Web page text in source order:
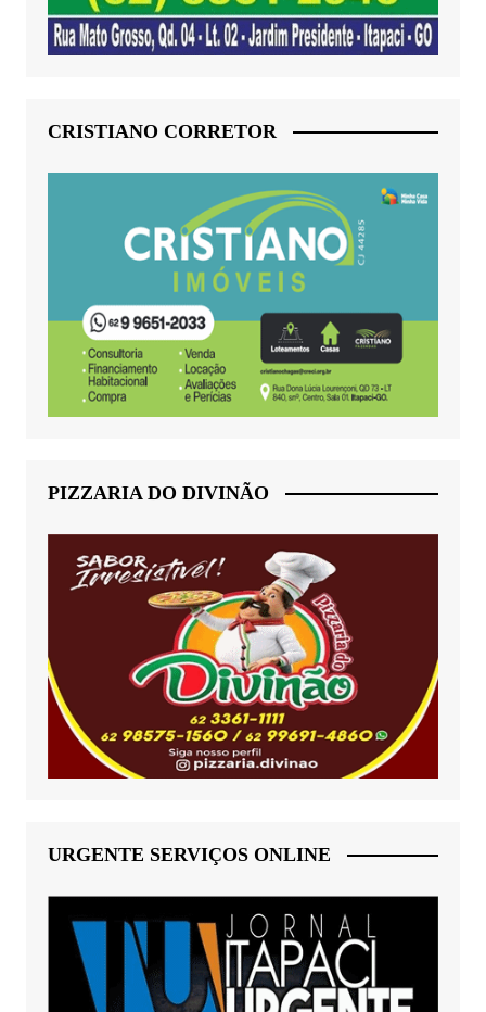
CRISTIANO CORRETOR
PIZZARIA DO DIVINÃO
URGENTE SERVIÇOS ONLINE